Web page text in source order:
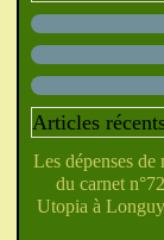
Articles
Les dépenses
du carnet
Utopia à